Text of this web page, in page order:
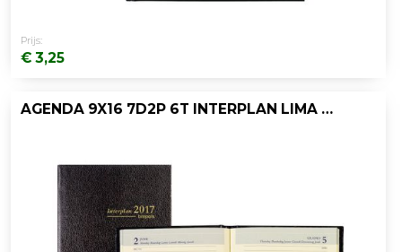
Prijs:
€ 3,25
AGENDA 9X16 7D2P 6T INTERPLAN LIMA ZWART